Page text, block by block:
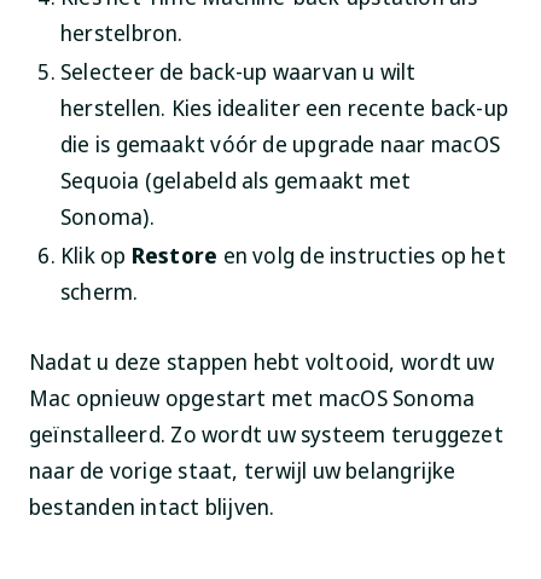
herstelbron.
Selecteer de back-up waarvan u wilt
herstellen. Kies idealiter een recente back-up
die is gemaakt vóór de upgrade naar macOS
Sequoia (gelabeld als gemaakt met
Sonoma).
Klik op Restore en volg de instructies op het
scherm.
Nadat u deze stappen hebt voltooid, wordt uw
Mac opnieuw opgestart met macOS Sonoma
geïnstalleerd. Zo wordt uw systeem teruggezet
naar de vorige staat, terwijl uw belangrijke
bestanden intact blijven.